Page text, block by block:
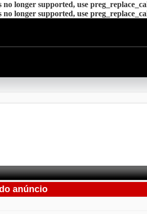
longer supported, use
longer supported, use
anúncio